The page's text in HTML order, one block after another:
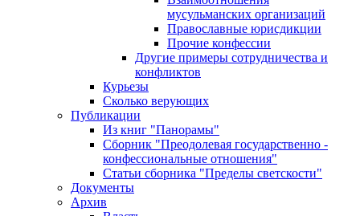
мусульманских организаций
Православные юрисдикции
Прочие конфессии
Другие примеры сотрудничества и
конфликтов
Курьезы
Сколько верующих
Публикации
Из книг "Панорамы"
Сборник "Преодолевая государственно -
конфессиональные отношения"
Статьи сборника "Пределы светскости"
Документы
Архив